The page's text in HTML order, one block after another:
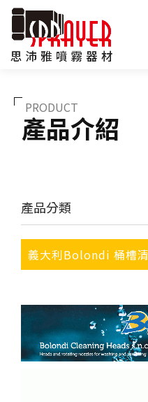
PRODUCT
產品介紹
產品分類
義大利Bolondi 桶槽